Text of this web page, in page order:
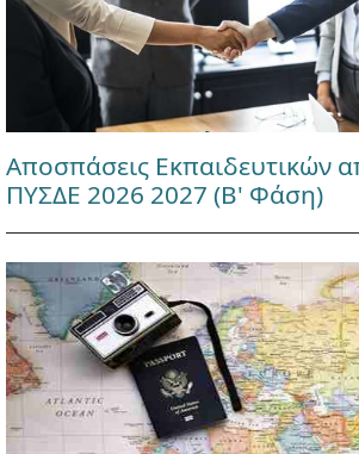
Αποσπάσεις Εκπαιδευτικών
ΠΥΣΔΕ 2026 2027 (Β' Φάση)